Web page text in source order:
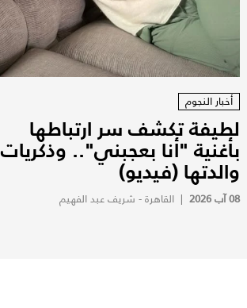
أخبار النجوم
لطيفة تكشف سر ارتباطها
بأغنية "أنا بعجبني".. وذكريات
والدتها (فيديو)
08 آب 2026 | القاهرة - شريف عبد الفهيم